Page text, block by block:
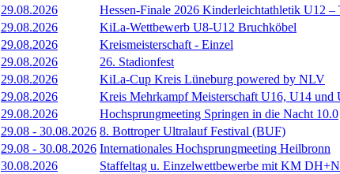
29.08.2026
Hessen-Finale 2026 Kinderleichtathletik U12 –
29.08.2026
KiLa-Wettbewerb U8-U12 Bruchköbel
29.08.2026
Kreismeisterschaft - Einzel
29.08.2026
26. Stadionfest
29.08.2026
KiLa-Cup Kreis Lüneburg powered by NLV
29.08.2026
Kreis Mehrkampf Meisterschaft U16, U14 und
29.08.2026
Hochsprungmeeting Springen in die Nacht 10.0
29.08 - 30.08.2026 8. Bottroper Ultralauf Festival (BUF)
29.08 - 30.08.2026 Internationales Hochsprungmeeting Heilbronn
30.08.2026
Staffeltag u. Einzelwettbewerbe mit KM